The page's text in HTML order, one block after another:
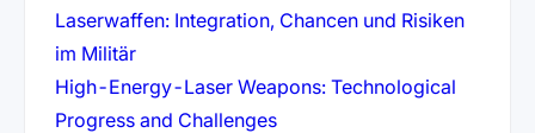
Laserwaffen: Integration, Chancen und Risiken
im Militär(öffnet in neuem Tab)
High-Energy-Laser Weapons: Technological
Progress and Challenges(öffnet in neuem Tab)